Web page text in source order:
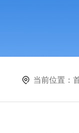
当前位置：